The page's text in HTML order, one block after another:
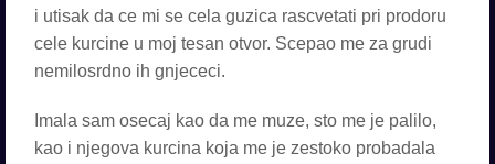
i utisak da ce mi se cela guzica rascvetati pri prodoru
cele kurcine u moj tesan otvor. Scepao me za grudi
nemilosrdno ih gnjececi.
Imala sam osecaj kao da me muze, sto me je palilo,
kao i njegova kurcina koja me je zestoko probadala